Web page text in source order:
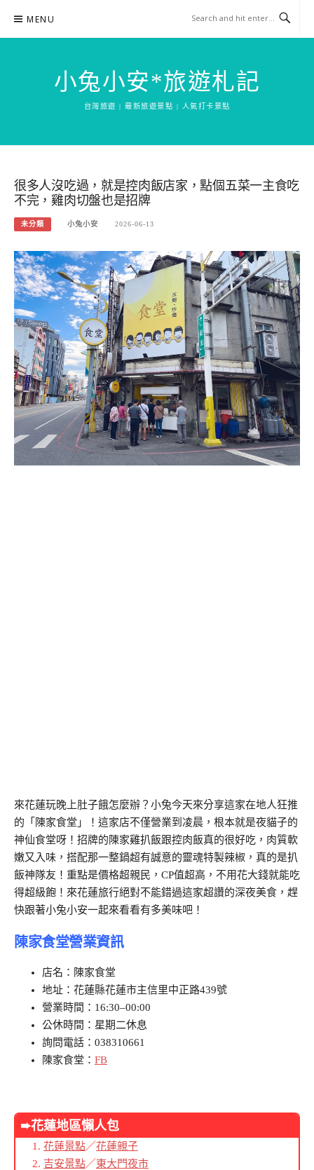
content
MENU
小兔小安*旅遊札記
台灣旅遊 | 最新旅遊景點 | 人氣打卡景點
很多人沒吃過，就是控肉飯店家，點個五菜一主食吃
不完，雞肉切盤也是招牌
未分類 小兔小安 2026-06-13
來花蓮玩晚上肚子餓怎麼辦？小兔今天來分享這家在地人狂推
的「陳家食堂」！這家店不僅營業到凌晨，根本就是夜貓子的
神仙食堂呀！招牌的陳家雞扒飯跟控肉飯真的很好吃，肉質軟
嫩又入味，搭配那一整鍋超有誠意的靈魂特製辣椒，真的是扒
飯神隊友！重點是價格超親民，CP值超高，不用花大錢就能吃
得超級飽！來花蓮旅行絕對不能錯過這家超讚的深夜美食，趕
快跟著小兔小安一起來看看有多美味吧！
陳家食堂營業資訊
店名：陳家食堂
地址：花蓮縣花蓮市主信里中正路439號
營業時間：16:30–00:00
公休時間：星期二休息
詢問電話：038310661
陳家食堂： FB
➨花蓮地區懶人包
花蓮景點／花蓮親子
吉安景點／東大門夜市